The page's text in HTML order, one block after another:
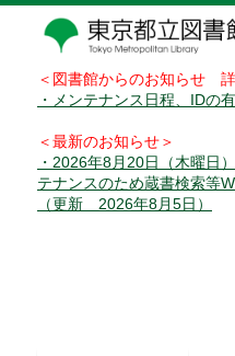
＜図書館からのお知らせ
・メンテナンス日程、IDの
＜最新のお知らせ＞
・2026年8月20日（木曜日
テナンスのため蔵書検索等
（更新 2026年8月5日）